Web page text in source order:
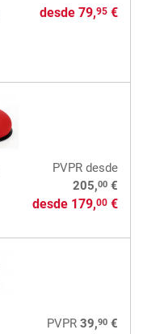
desde 79,95€
PVPRdesde
205,00€
desde 179,00€
PVPR 39,90€